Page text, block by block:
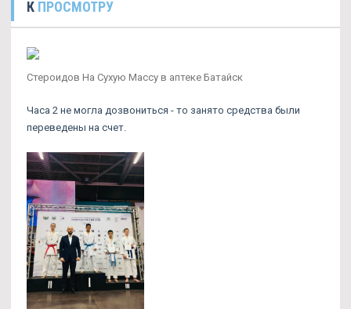
К ПРОСМОТРУ
Стероидов На Сухую Массу в аптеке Батайск
Часа 2 не могла дозвониться - то занято средства были
переведены на счет.